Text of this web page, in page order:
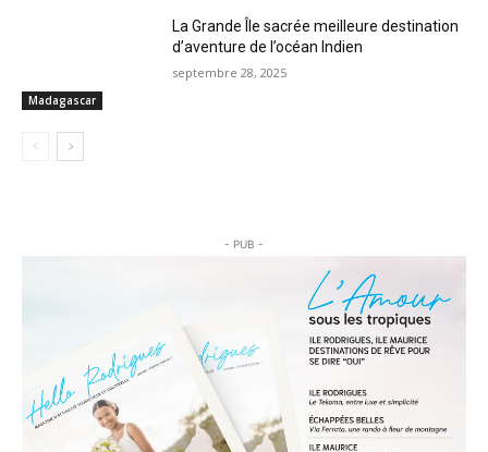
Madagascar
La Grande Île sacrée meilleure destination
d’aventure de l’océan Indien
septembre 28, 2025
- PUB -